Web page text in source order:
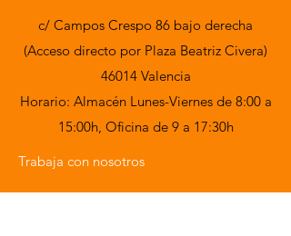
c/ Campos Crespo 86 bajo derecha
(Acceso directo por Plaza Beatriz Civera)
46014 Valencia
Horario: Almacén Lunes-Viernes de 8:00 a
15:00h, Oficina de 9 a 17:30h
Trabaja con nosotros